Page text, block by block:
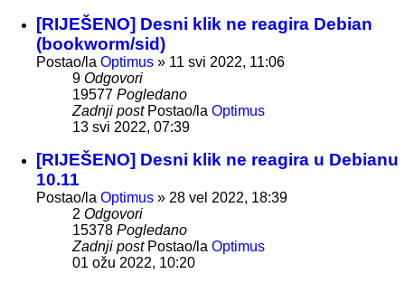
[RIJEŠENO] Desni klik ne reagira Debian
(bookworm/sid)
Postao/la Optimus » 11 svi 2022, 11:06
9 Odgovori
19577 Pogledano
Zadnji post Postao/la Optimus
13 svi 2022, 07:39
[RIJEŠENO] Desni klik ne reagira u Debianu
10.11
Postao/la Optimus » 28 vel 2022, 18:39
2 Odgovori
15378 Pogledano
Zadnji post Postao/la Optimus
01 ožu 2022, 10:20